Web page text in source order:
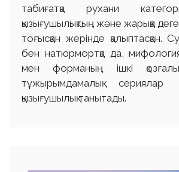
табиғатқа рухани
қызығушылықтың және жарыққа
тоғысқан жерінде қалыптасқан.
бен натюрмортқа да,
мен форманың ішкі
тұжырымдамалық
қызығушылық танытады.